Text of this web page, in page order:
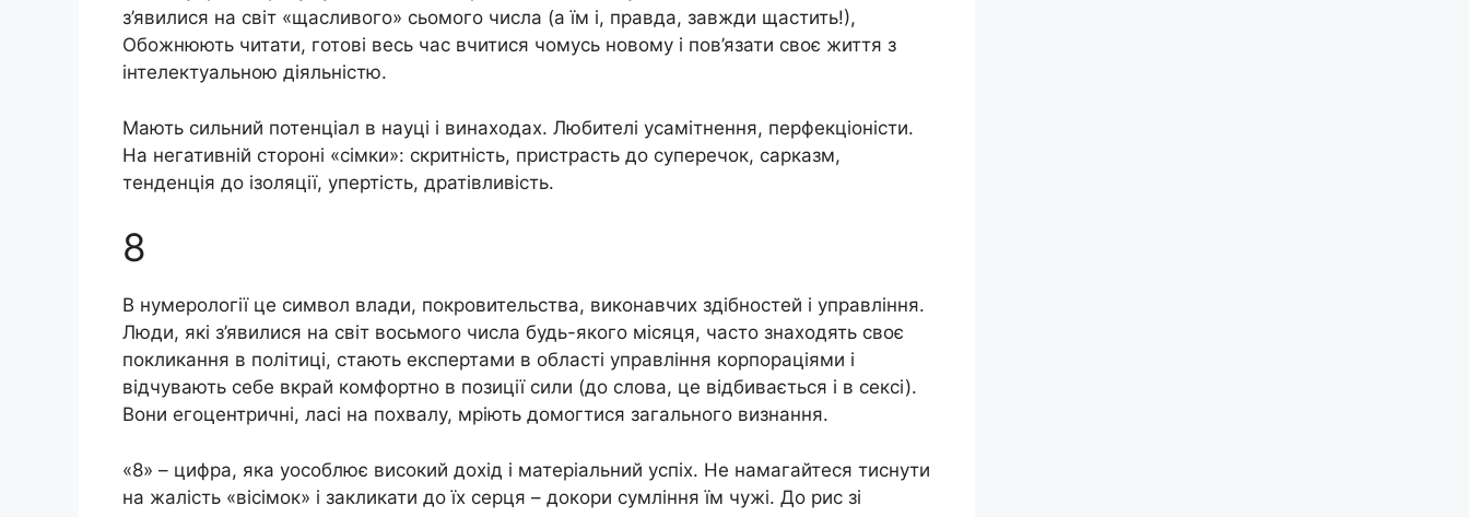
з’явилися на світ «щасливого» сьомого числа (а їм і, правда, завжди щастить!),
Обожнюють читати, готові весь час вчитися чомусь новому і пов’язати своє життя з
інтелектуальною діяльністю.
Мають сильний потенціал в науці і винаходах. Любителі усамітнення, перфекціоністи.
На негативній стороні «сімки»: скритність, пристрасть до суперечок, сарказм,
тенденція до ізоляції, упертість, дратівливість.
8
В нумерології це символ влади, покровительства, виконавчих здібностей і управління.
Люди, які з’явилися на світ восьмого числа будь-якого місяця, часто знаходять своє
покликання в політиці, стають експертами в області управління корпораціями і
відчувають себе вкрай комфортно в позиції сили (до слова, це відбивається і в сексі).
Вони егоцентричні, ласі на похвалу, мріють домогтися загального визнання.
«8» – цифра, яка уособлює високий дохід і матеріальний успіх. Не намагайтеся тиснути
на жалість «вісімок» і закликати до їх серця – докори сумління їм чужі. До рис зі